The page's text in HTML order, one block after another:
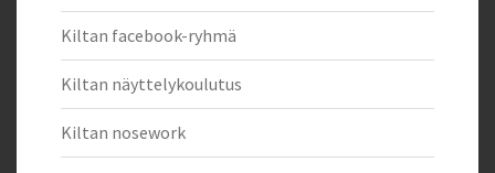
Kiltan facebook-ryhmä
Kiltan näyttelykoulutus
Kiltan nosework